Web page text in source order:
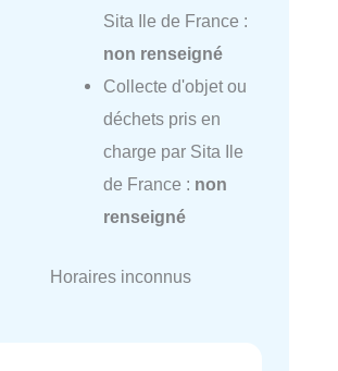
Sita Ile de France :
non renseigné
Collecte d'objet ou
déchets pris en
charge par Sita Ile
de France : non
renseigné
Horaires inconnus